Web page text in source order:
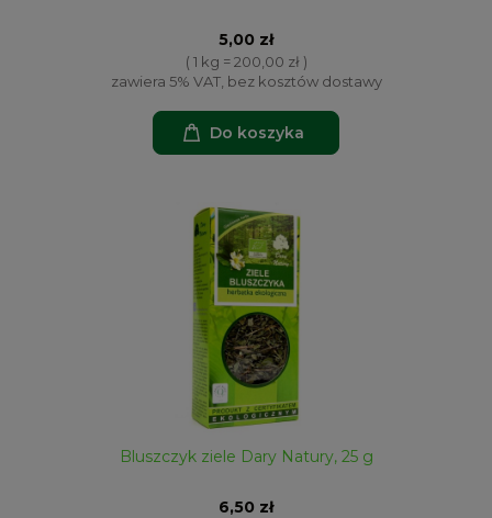
5,00 zł
( 1 kg = 200,00 zł )
zawiera 5% VAT, bez kosztów dostawy
Do koszyka
Bluszczyk ziele Dary Natury, 25 g
6,50 zł